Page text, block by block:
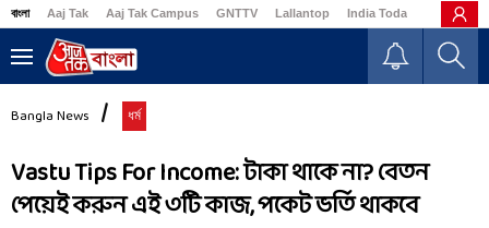
বাংলা Aaj Tak Aaj Tak Campus GNTTV Lallantop India Today Business
Bangla News ধর্ম
Vastu Tips For Income: টাকা থাকে না? বেতন
পেয়েই করুন এই ৩টি কাজ, পকেট ভর্তি থাকবে